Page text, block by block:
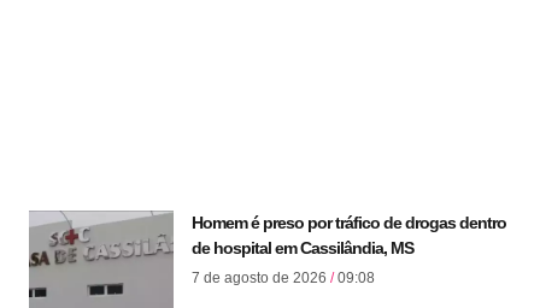
Homem é preso por tráfico de drogas dentro
de hospital em Cassilândia, MS
7 de agosto de 2026 09:08